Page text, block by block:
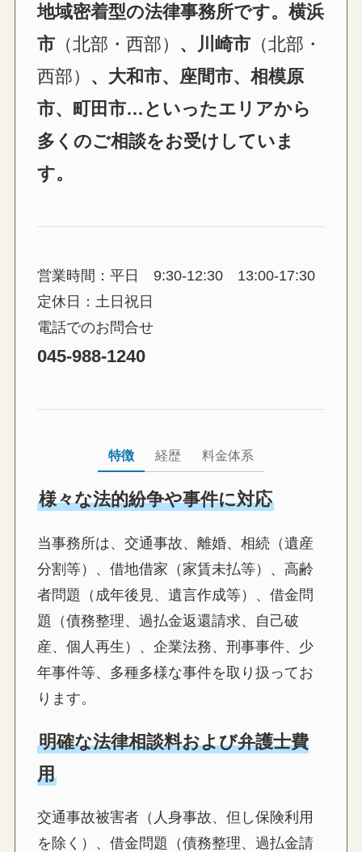
地域密着型の法律事務所です。横浜
市（北部・西部） 、川崎市（北部・
西部） 、大和市、座間市、相模原
市、町田市…といったエリアから
多くのご相談をお受けしていま
す。
営業時間：平日 9:30-12:30 13:00-17:30
定休日：土日祝日
電話でのお問合せ
045-988-1240
特徴 経歴 料金体系
様々な法的紛争や事件に対応
当事務所は、交通事故、離婚、相続（遺産
分割等）、借地借家（家賃未払等）、高齢
者問題（成年後見、遺言作成等）、借金問
題（債務整理、過払金返還請求、自己破
産、個人再生）、企業法務、刑事事件、少
年事件等、多種多様な事件を取り扱ってお
ります。
明確な法律相談料および弁護士費
用
交通事故被害者（人身事故、但し保険利用
を除く）、借金問題（債務整理、過払金請